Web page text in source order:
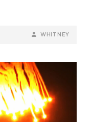
BY
BYLINE
WHITNEY